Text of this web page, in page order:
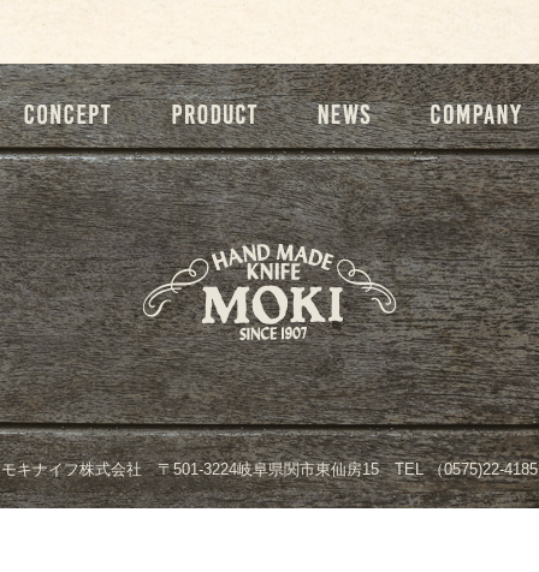
モキナイフ株式会社 〒501-3224岐阜県関市東仙房15 TEL （0575)22-4185